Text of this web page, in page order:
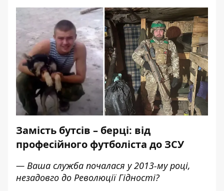
Замість бутсів – берці: від
професійного футболіста до ЗСУ
— Ваша служба почалася у 2013-му році,
незадовго до Революції Гідності?